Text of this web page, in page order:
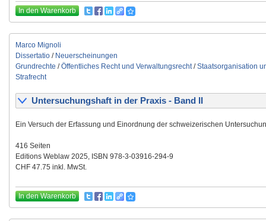
In den Warenkorb
Marco Mignoli
Dissertatio / Neuerscheinungen
Grundrechte /Öffentliches Recht und Verwaltungsrecht/Staatsorganisation
Strafrecht
Untersuchungshaft in der Praxis - Band II
Ein Versuch der Erfassung und Einordnung der schweizerischen
416 Seiten
Editions Weblaw 2025, ISBN 978-3-03916-294-9
CHF 47.75 inkl. MwSt.
In den Warenkorb